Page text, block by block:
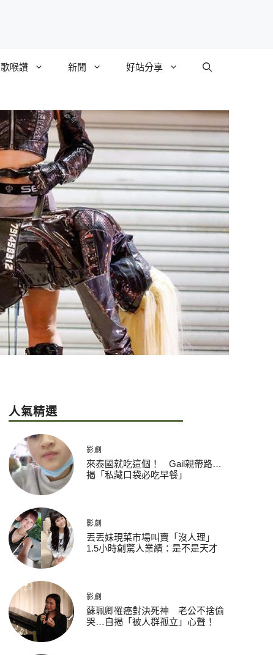
歌喉讚 新聞 好站分享
人氣精選
影劇
來泰國就吃這個！ Gail親帶路…
揭「私藏口袋必吃早餐」
影劇
丟丟妹現菜市場叫賣「沒人理」
1.5小時創驚人業績：是不是天才
影劇
蘇珮卿罹癌對決死神 老公不捨偷
哭…自揭「被人群孤立」心聲！